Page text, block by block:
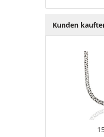
Kunden